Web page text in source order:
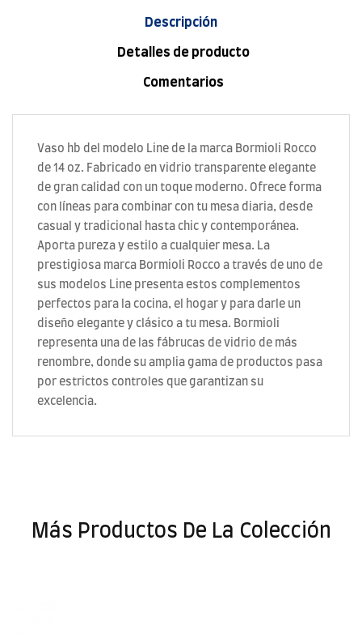
Descripción
Detalles de producto
Comentarios
Vaso hb del modelo Line de la marca Bormioli Rocco
de 14 oz. Fabricado en vidrio transparente elegante
de gran calidad con un toque moderno. Ofrece forma
con líneas para combinar con tu mesa diaria, desde
casual y tradicional hasta chic y contemporánea.
Aporta pureza y estilo a cualquier mesa. La
prestigiosa marca Bormioli Rocco a través de uno de
sus modelos Line presenta estos complementos
perfectos para la cocina, el hogar y para darle un
diseño elegante y clásico a tu mesa. Bormioli
representa una de las fábrucas de vidrio de más
renombre, donde su amplia gama de productos pasa
por estrictos controles que garantizan su
excelencia.
Más Productos De La Colección